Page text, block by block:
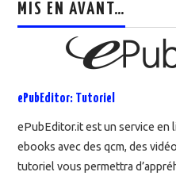
MIS EN AVANT…
ePubEditor: Tutoriel
ePubEditor.it est un service en
ebooks avec des qcm, des
tutoriel vous permettra